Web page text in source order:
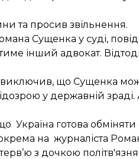
та просив звільнення.
Сущенка у суді,
інший адвокат.
що Сущенка
у державній
готова обміняти
на журналіста
з дочкою